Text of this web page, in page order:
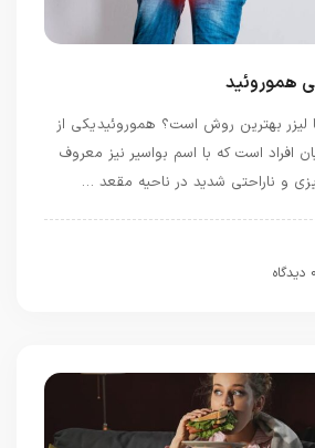
هموروئید
لیزر بهترین روش است؟ هموروئید یکی از
افراد است که با اسم بواسیر نیز معروف
و ناراحتی شدید در ناحیه مقعد …
0 دیدگاه